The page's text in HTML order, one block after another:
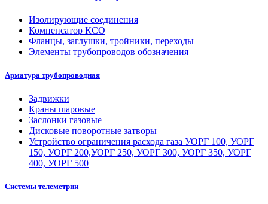
Изолирующие соединения
Компенсатор КСО
Фланцы, заглушки, тройники, переходы
Элементы трубопроводов обозначения
Арматура трубопроводная
Задвижки
Краны шаровые
Заслонки газовые
Дисковые поворотные затворы
Устройство ограничения расхода газа УОРГ 100, УОРГ
150, УОРГ 200,УОРГ 250, УОРГ 300, УОРГ 350, УОРГ
400, УОРГ 500
Системы телеметрии